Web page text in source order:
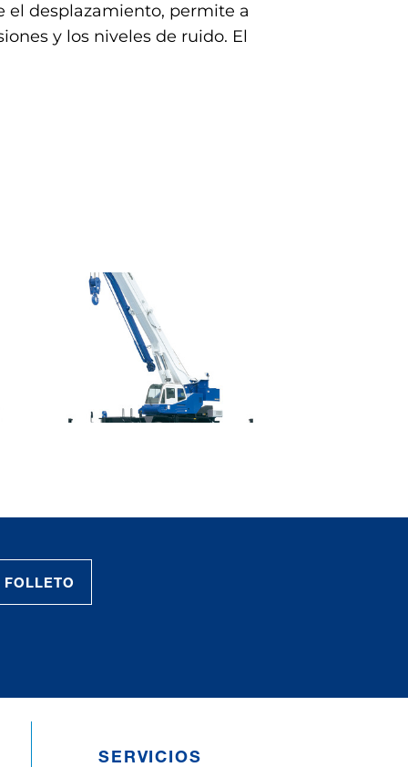
desplazamiento, permite a
y los niveles de ruido. El
FOLLETO
SERVICIOS